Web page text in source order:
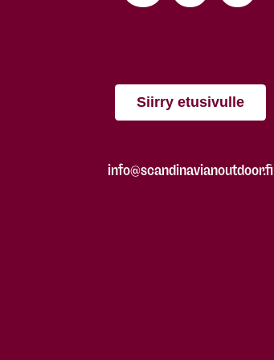
Siirry etusivulle
info@scandinavianoutdoor.fi